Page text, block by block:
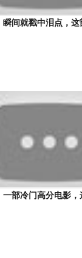
瞬间就戳中泪点，
一部冷门高分电影